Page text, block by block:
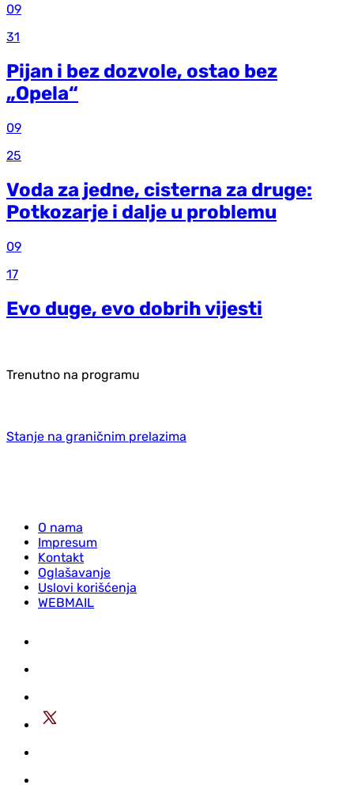
09
31
Pijan i bez dozvole, ostao bez
„Opela“
09
25
Voda za jedne, cisterna za druge:
Potkozarje i dalje u problemu
09
17
Evo duge, evo dobrih vijesti
Trenutno na programu
Stanje na graničnim prelazima
O nama
Impresum
Kontakt
Oglašavanje
Uslovi korišćenja
WEBMAIL